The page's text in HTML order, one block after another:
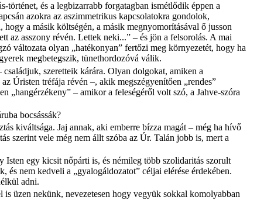
történet, és a legbizarrabb forgatagban ismétlődik éppen a
azokra az aszimmetrikus kapcsolatokra gondolok,
a másik költségén, a másik megnyomorításával ő jusson
az asszony révén. Lettek neki...” – és jön a felsorolás. A mai
változata olyan „hatékonyan” fertőzi meg környezetét, hogy ha
megbetegszik, tünethordozóvá válik.
szeretteik kárára. Olyan dolgokat, amiken a
Úristen tréfája révén –, akik megszégyenítően „rendes”
„hangérzékeny” – amikor a feleségéről volt szó, a Jahve-szóra
bocsássák?
kiváltsága. Jaj annak, aki emberre bízza magát – még ha hívő
szerint vele még nem állt szóba az Úr. Talán jobb is, mert a
egy kicsit nőpárti is, és némileg több szolidaritás szorult
nem kedveli a „gyalogáldozatot” céljai elérése érdekében.
adni.
is üzen nekünk, nevezetesen hogy vegyük sokkal komolyabban